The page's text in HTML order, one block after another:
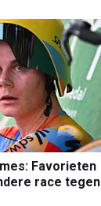
Favorieten
race tegen